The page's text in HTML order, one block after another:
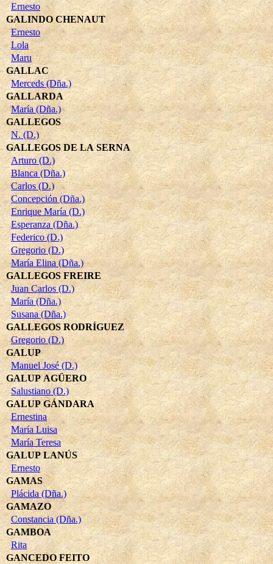
Ernesto
GALINDO CHENAUT
Ernesto
Lola
Maru
GALLAC
Merceds (Dña.)
GALLARDA
María (Dña.)
GALLEGOS
N. (D.)
GALLEGOS DE LA SERNA
Arturo (D.)
Blanca (Dña.)
Carlos (D.)
Concepción (Dña.)
Enrique María (D.)
Esperanza (Dña.)
Federico (D.)
Gregorio (D.)
María Elina (Dña.)
GALLEGOS FREIRE
Juan Carlos (D.)
María (Dña.)
Susana (Dña.)
GALLEGOS RODRÍGUEZ
Gregorio (D.)
GALUP
Manuel José (D.)
GALUP AGÜERO
Salustiano (D.)
GALUP GÁNDARA
Ernestina
María Luisa
María Teresa
GALUP LANÚS
Ernesto
GAMAS
Plácida (Dña.)
GAMAZO
Constancia (Dña.)
GAMBOA
Rita
GANCEDO FEITO